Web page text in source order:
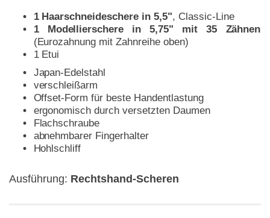
1 Haarschneideschere in 5,5", Classic-Line
1 Modellierschere in 5,75" mit 35 Zähnen
(Eurozahnung mit Zahnreihe oben)
1 Etui
Japan-Edelstahl
verschleißarm
Offset-Form für beste Handentlastung
ergonomisch durch versetzten Daumen
Flachschraube
abnehmbarer Fingerhalter
Hohlschliff
Ausführung: Rechtshand-Scheren